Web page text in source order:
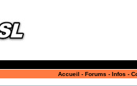
Accueil - Forums - Infos -